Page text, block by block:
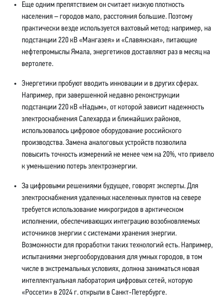
Еще одним препятствием он считает низкую плотность
населения – городов мало, расстояния большие. Поэтому
практически везде используется вахтовый метод: например, на
подстанции 220 кВ «Мангазея» и «Славянская», питающие
нефтепромыслы Ямала, энергетиков доставляют раз в месяц на
вертолете.
Энергетики пробуют вводить инновации и в других сферах.
Например, при завершенной недавно реконструкции
подстанции 220 кВ «Надым», от которой зависит надежность
электроснабжения Салехарда и ближайших районов,
использовалось цифровое оборудование российского
производства. Замена аналоговых устройств позволила
повысить точность измерений не менее чем на 20%, что привело
к уменьшению потерь электроэнергии.
За цифровыми решениями будущее, говорят эксперты. Для
электроснабжения удаленных населенных пунктов на севере
требуется использование микрогридов в арктическом
исполнении, обеспечивающих интеграцию возобновляемых
источников энергии с системами хранения энергии.
Возможности для проработки таких технологий есть. Например,
испытаниями энергооборудования для умных городов, в том
числе в экстремальных условиях, должна заниматься новая
интеллектуальная лаборатория цифровых сетей, которую
«Россети» в 2024 г. открыли в Санкт-Петербурге.